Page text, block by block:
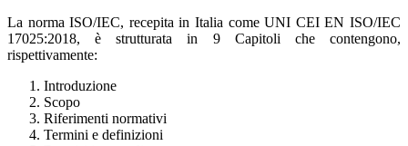
La norma ISO/IEC, recepita in Italia come UNI CEI EN ISO/IEC
17025:2018, è strutturata in 9 Capitoli che contengono,
rispettivamente:
Introduzione
Scopo
Riferimenti normativi
Termini e definizioni